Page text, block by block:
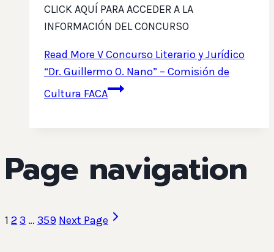
CLICK AQUÍ PARA ACCEDER A LA
INFORMACIÓN DEL CONCURSO
Read More V Concurso Literario y Jurídico
“Dr. Guillermo O. Nano” – Comisión de
Cultura FACA
Page navigation
1 2 3 … 359 Next Page